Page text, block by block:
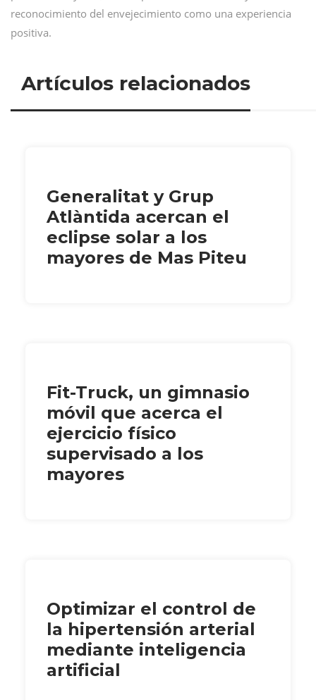
reconocimiento del envejecimiento como una experiencia
positiva.
Artículos relacionados
Generalitat y Grup
Atlàntida acercan el
eclipse solar a los
mayores de Mas Piteu
Fit-Truck, un gimnasio
móvil que acerca el
ejercicio físico
supervisado a los
mayores
Optimizar el control de
la hipertensión arterial
mediante inteligencia
artificial